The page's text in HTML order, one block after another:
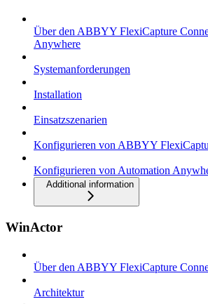
Über den ABBYY FlexiCapture
Anywhere
Systemanforderungen
Installation
Einsatzszenarien
Konfigurieren von ABBYY
Konfigurieren von Automation
Additional information
WinActor
Über den ABBYY FlexiCapture
Architektur